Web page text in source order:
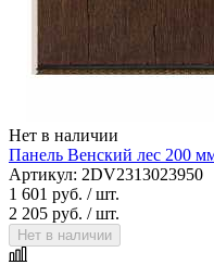
Нет в наличии
Панель Венский лес 200
Артикул: 2DV2313023950
1 601 руб. / шт.
2 205 руб. / шт.
Нет в наличии